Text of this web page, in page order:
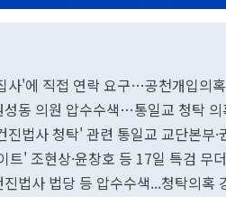
사'에 직접 연락 요구…공천개입의
성동 의원 압수수색…통일교 청탁
진법사 청탁' 관련 통일교 교단본부·
트' 조현상·윤창호 등 17일 특검 무
법사 법당 등 압수수색...청탁의혹